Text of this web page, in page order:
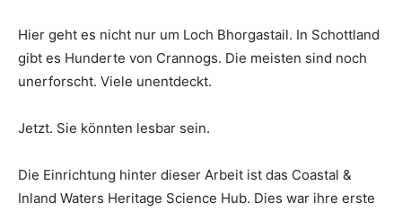
Hier geht es nicht nur um Loch Bhorgastail. In Schottland
gibt es Hunderte von Crannogs. Die meisten sind noch
unerforscht. Viele unentdeckt.
Jetzt. Sie könnten lesbar sein.
Die Einrichtung hinter dieser Arbeit ist das Coastal &
Inland Waters Heritage Science Hub. Dies war ihre erste